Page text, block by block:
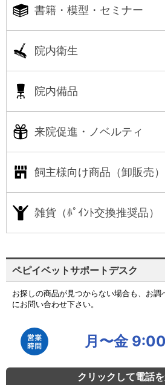
書籍・模型・セミナー
院内衛生
院内備品
来院促進・ノベルティ
飼主様向け商品（卸販売）
雑貨（ﾎﾟｲﾝﾄ交換推奨品）
ペピイベットサポートデスク
お探しの商品が見つからない場合も、お
にお問い合わせ下さい。
月〜金
クリックして電話